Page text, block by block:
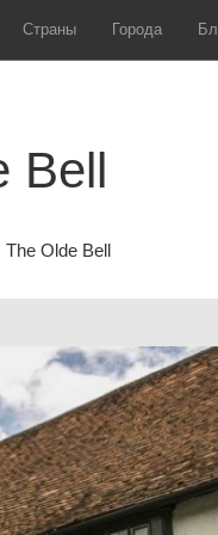
Страны Города
Bell
The Olde Bell